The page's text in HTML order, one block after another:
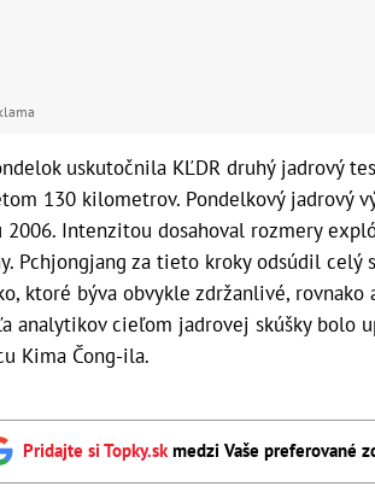
uskutočnila KĽDR druhý jadrový
130 kilometrov. Pondelkový jadrový
2006. Intenzitou dosahoval rozmery
Pchjongjang za tieto kroky odsúdil celý
ktoré býva obvykle zdržanlivé,
analytikov cieľom jadrovej skúšky bolo
Kima Čong-ila.
Pridajte si Topky.skmedzi Vaše preferované